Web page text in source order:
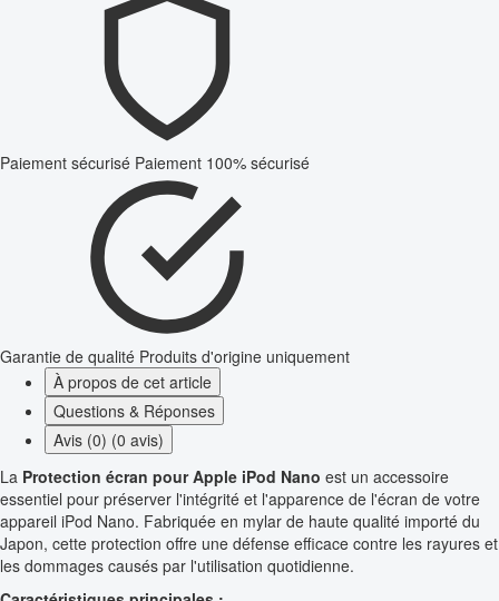
Paiement sécurisé Paiement 100% sécurisé
Garantie de qualité Produits d'origine uniquement
À propos de cet article
Questions & Réponses
Avis (0) (0 avis)
La Protection écran pour Apple iPod Nano est un accessoire
essentiel pour préserver l'intégrité et l'apparence de l'écran de votre
appareil iPod Nano. Fabriquée en mylar de haute qualité importé du
Japon, cette protection offre une défense efficace contre les rayures et
les dommages causés par l'utilisation quotidienne.